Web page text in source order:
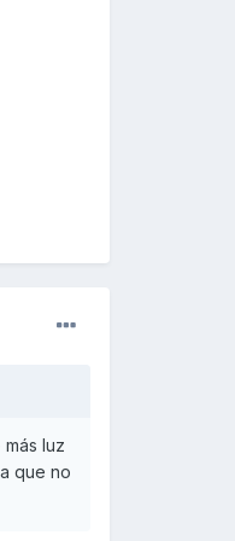
luz
que no